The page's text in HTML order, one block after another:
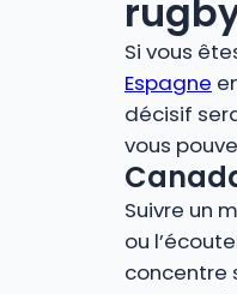
Si vous
Espagne
décisif
vous
Suivre un
ou
concentre